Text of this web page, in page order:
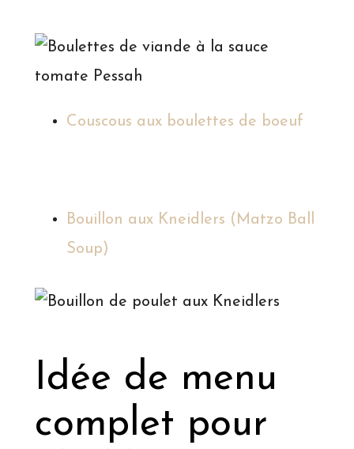
Couscous aux boulettes de boeuf
Bouillon aux Kneidlers (Matzo Ball
Soup)
Idée de menu
complet pour